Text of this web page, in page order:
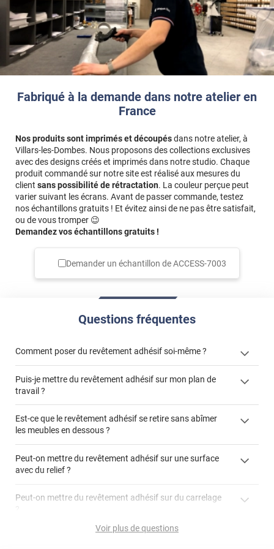
Fabriqué à la demande dans notre atelier en
France
Nos produits sont imprimés et découpésdans notre atelier, à
Villars-les-Dombes. Nous proposons des collections exclusives
avec des designs créés et imprimés dans notre studio. Chaque
produit commandé sur notre site est réalisé aux mesures du
client sans possibilité de rétractation. La couleur perçue peut
varier suivant les écrans. Avant de passer commande, testez
nos échantillons gratuits ! Et évitez ainsi de ne pas être satisfait,
ou de vous tromper 😉
Demandez vos échantillons gratuits !
Demander un échantillon deACCESS-7003
Questions fréquentes
Comment poser du revêtement adhésif soi-même ?
« Comment poser un revêtement adhésif ? »
Puis-je mettre du revêtement adhésif sur mon plan de
travail ?
revêtement adhésif sur un plan de travail de cuisine ?"
Est-ce que le revêtement adhésif se retire sans abîmer
les meubles en dessous ?
Utiliser une solution de dépose pour annuler l'action de la
Peut-on mettre du revêtement adhésif sur une surface
avec du relief ?
Peut-on mettre du revêtement adhésif sur du carrelage
Voir plus de questions